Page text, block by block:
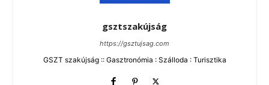
gsztszakújság
https://gsztujsag.com
GSZT szakújság :: Gasztronómia : Szálloda : Turisztika